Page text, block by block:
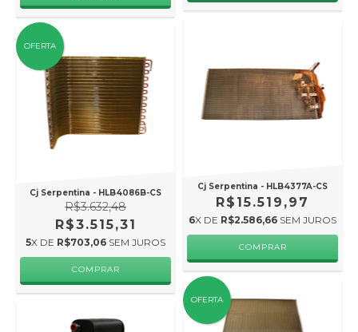
OFERTA
Cj Serpentina - HLB4086B-CS
R$3.632,48
R$3.515,31
5X DE R$703,06 SEM JUROS
Cj Serpentina - HLB4377A-CS
R$15.519,97
6X DE R$2.586,66 SEM JUROS
OFERTA